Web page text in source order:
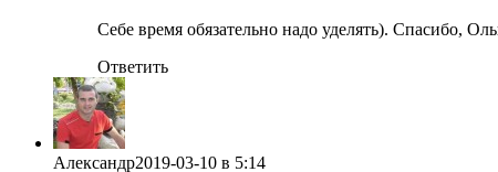
Себе время обязательно надо уделять). Спасибо,
Ответить
Александр2019-03-10 в 5:14